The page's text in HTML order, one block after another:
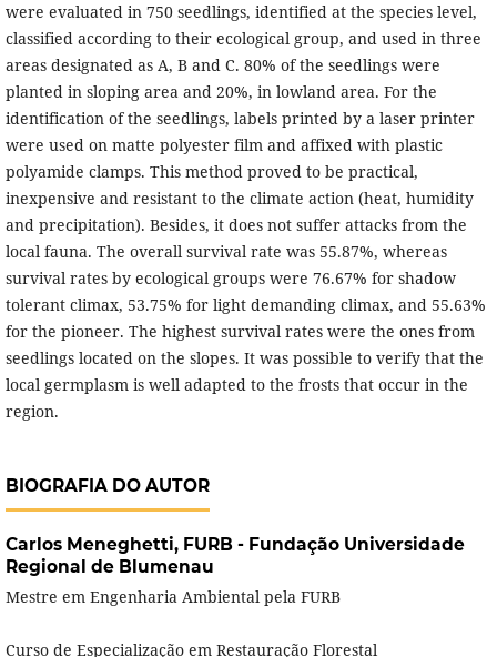
were evaluated in 750 seedlings, identified at the species level,
classified according to their ecological group, and used in three
areas designated as A, B and C. 80% of the seedlings were
planted in sloping area and 20%, in lowland area. For the
identification of the seedlings, labels printed by a laser printer
were used on matte polyester film and affixed with plastic
polyamide clamps. This method proved to be practical,
inexpensive and resistant to the climate action (heat, humidity
and precipitation). Besides, it does not suffer attacks from the
local fauna. The overall survival rate was 55.87%, whereas
survival rates by ecological groups were 76.67% for shadow
tolerant climax, 53.75% for light demanding climax, and 55.63%
for the pioneer. The highest survival rates were the ones from
seedlings located on the slopes. It was possible to verify that the
local germplasm is well adapted to the frosts that occur in the
region.
BIOGRAFIA DO AUTOR
Carlos Meneghetti, FURB - Fundação Universidade
Regional de Blumenau
Mestre em Engenharia Ambiental pela FURB
Curso de Especialização em Restauração Florestal